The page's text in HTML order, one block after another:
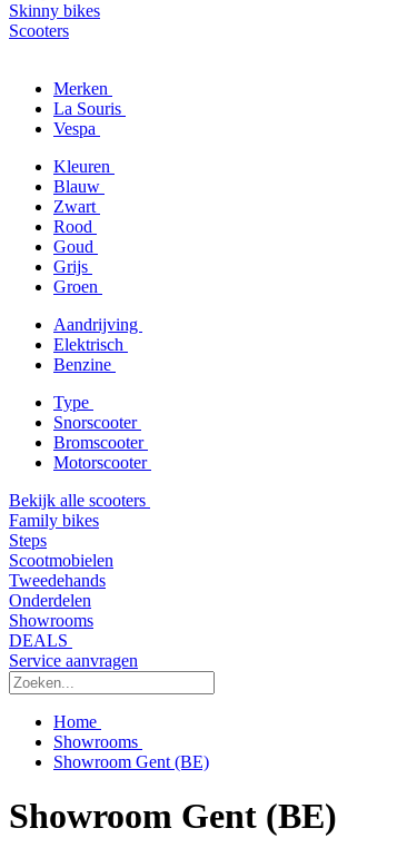
Skinny bikes
Scooters
Merken
La Souris
Vespa
Kleuren
Blauw
Zwart
Rood
Goud
Grijs
Groen
Aandrijving
Elektrisch
Benzine
Type
Snorscooter
Bromscooter
Motorscooter
Bekijk alle scooters
Family bikes
Steps
Scootmobielen
Tweedehands
Onderdelen
Showrooms
DEALS
Service aanvragen
Home
Showrooms
Showroom Gent (BE)
Showroom Gent (BE)